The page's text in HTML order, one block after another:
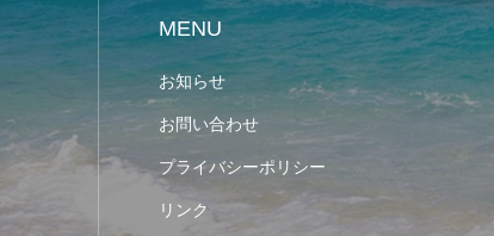
MENU
お知らせ
お問い合わせ
プライバシーポリシー
リンク